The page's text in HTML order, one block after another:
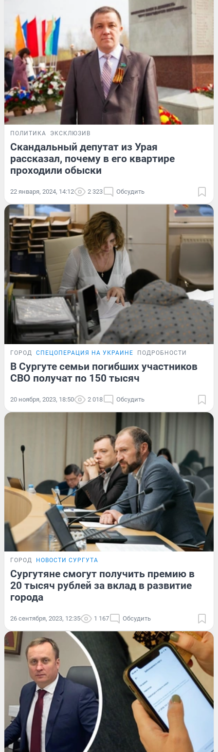
ПОЛИТИКА ЭКСКЛЮЗИВ
Скандальный депутат из Урая
рассказал, почему в его квартире
проходили обыски
22 января, 2024, 14:12 2 323 Обсудить
ГОРОД СПЕЦОПЕРАЦИЯ НА УКРАИНЕ ПОДРОБНОСТИ
В Сургуте семьи погибших участников
СВО получат по 150 тысяч
20 ноября, 2023, 18:50 2 018 Обсудить
ГОРОД НОВОСТИ СУРГУТА
Сургутяне смогут получить премию в
20 тысяч рублей за вклад в развитие
города
26 сентября, 2023, 12:35 1 167 Обсудить